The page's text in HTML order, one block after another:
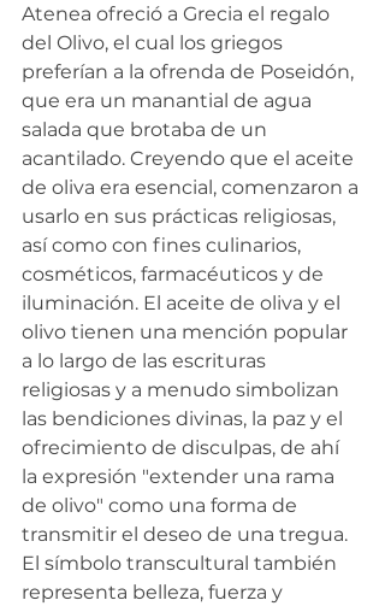
Atenea ofreció a Grecia el regalo
del Olivo, el cual los griegos
preferían a la ofrenda de Poseidón,
que era un manantial de agua
salada que brotaba de un
acantilado. Creyendo que el aceite
de oliva era esencial, comenzaron a
usarlo en sus prácticas religiosas,
así como con fines culinarios,
cosméticos, farmacéuticos y de
iluminación. El aceite de oliva y el
olivo tienen una mención popular
a lo largo de las escrituras
religiosas y a menudo simbolizan
las bendiciones divinas, la paz y el
ofrecimiento de disculpas, de ahí
la expresión "extender una rama
de olivo" como una forma de
transmitir el deseo de una tregua.
El símbolo transcultural también
representa belleza, fuerza y